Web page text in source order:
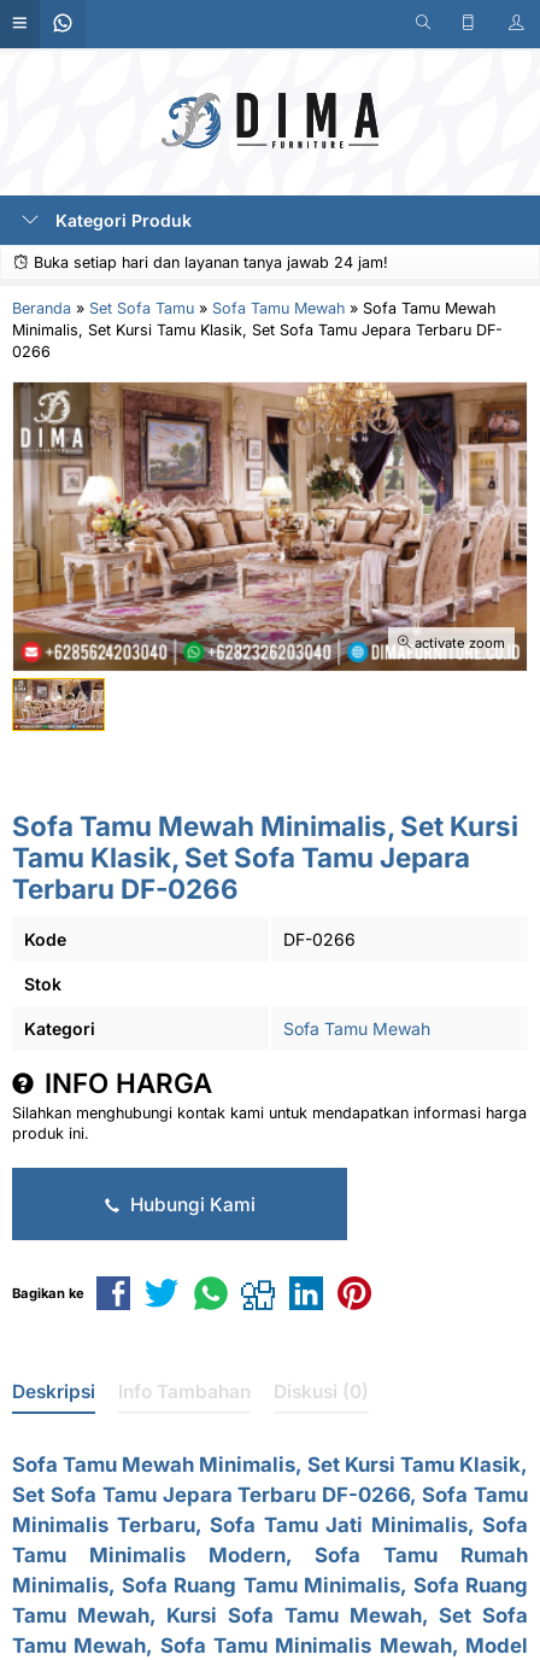
Kategori Produk
Buka setiap hari dan layanan tanya jawab 24 jam!
Beranda » Set Sofa Tamu » Sofa Tamu Mewah » Sofa Tamu Mewah
Minimalis, Set Kursi Tamu Klasik, Set Sofa Tamu Jepara Terbaru DF-
0266
activate zoom
Sofa Tamu Mewah Minimalis, Set Kursi
Tamu Klasik, Set Sofa Tamu Jepara
Terbaru DF-0266
Kode DF-0266
Stok
Kategori Sofa Tamu Mewah
INFO HARGA
Silahkan menghubungi kontak kami untuk mendapatkan informasi harga
produk ini.
Hubungi Kami
Bagikan ke
Deskripsi Info Tambahan Diskusi (0)
Sofa Tamu Mewah Minimalis, Set Kursi Tamu Klasik,
Set Sofa Tamu Jepara Terbaru DF-0266,Sofa Tamu
Minimalis Terbaru, Sofa Tamu Jati Minimalis,Sofa
Tamu Minimalis Modern, Sofa Tamu Rumah
Minimalis, Sofa Ruang Tamu Minimalis, Sofa Ruang
Tamu Mewah, Kursi Sofa Tamu Mewah, Set Sofa
Tamu Mewah, Sofa Tamu Minimalis Mewah, Model